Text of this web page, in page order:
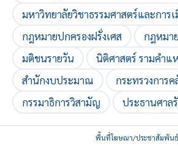
มหาวิทยาลัยวิชาธรรมศาสตร์และการเ
กฎหมายปกครองฝรั่งเศส
กฎหมา
มติชนรายวัน
นิติศาสตร์ รามคำแ
สำนักงบประมาณ
กระทรวงการค
กรรมาธิการวิสามัญ
ประธานศาล
พื้นที่โฆษณา/ประชาสัมพันธ์